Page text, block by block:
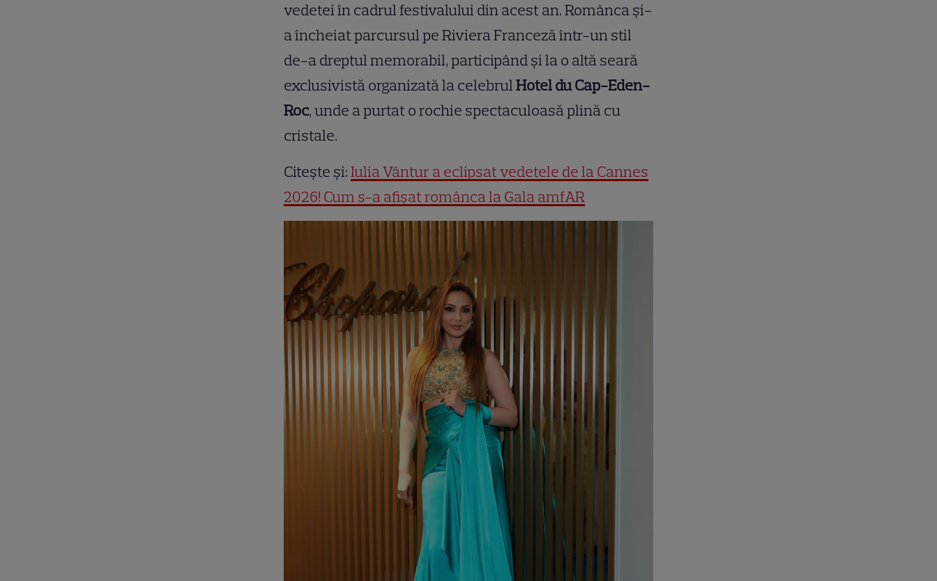
vedetei în cadrul festivalului din acest an. Românca și-
a încheiat parcursul pe Riviera Franceză într-un stil
de-a dreptul memorabil, participând și la o altă seară
exclusivistă organizată la celebrulHotel du Cap-Eden-
Roc, unde a purtat o rochie spectaculoasă plină cu
cristale.
Citește și:Iulia Vântur a eclipsat vedetele de la Cannes
2026! Cum s-a afișat românca la Gala amfAR